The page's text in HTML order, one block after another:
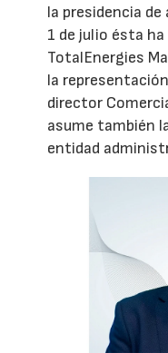
la presidencia de
1 de julio ésta
TotalEnergies
la
director
asume también
entidad